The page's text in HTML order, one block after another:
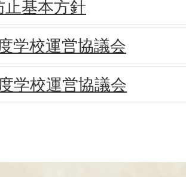
基本方針
学校運営協議会
学校運営協議会